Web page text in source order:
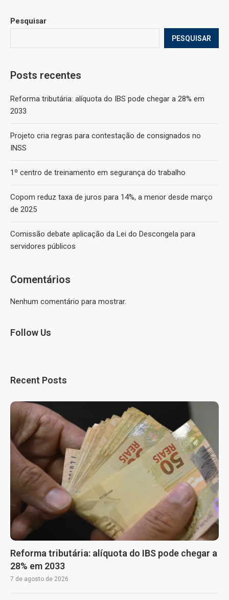
Pesquisar
PESQUISAR
Posts recentes
Reforma tributária: alíquota do IBS pode chegar a 28% em
2033
Projeto cria regras para contestação de consignados no
INSS
1º centro de treinamento em segurança do trabalho
Copom reduz taxa de juros para 14%, a menor desde março
de 2025
Comissão debate aplicação da Lei do Descongela para
servidores públicos
Comentários
Nenhum comentário para mostrar.
Follow Us
Recent Posts
Reforma tributária: alíquota do IBS pode chegar a
28% em 2033
7 de agosto de 2026